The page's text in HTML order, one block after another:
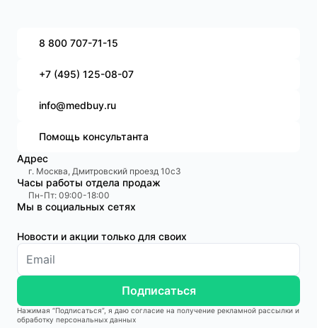
8 800 707-71-15
+7 (495) 125-08-07
info@medbuy.ru
Помощь консультанта
Адрес
г. Москва, Дмитровский проезд 10с3
Часы работы отдела продаж
Пн-Пт: 09:00-18:00
Мы в социальных сетях
Новости и акции только для своих
Подписаться
Нажимая “Подписаться”, я даю согласие на получение рекламной рассылки и
обработку персональных данных